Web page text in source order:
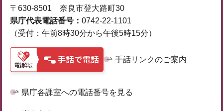
〒630-8501 奈良市登大路町30
県庁代表電話番号： 0742-22-1101
（受付：午前8時30分から午後5時15分）
手話リンクのご案内
県庁各課室への電話番号を見る